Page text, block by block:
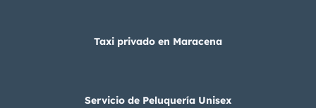
Taxi privado en Maracena
Servicio de Peluquería Unisex